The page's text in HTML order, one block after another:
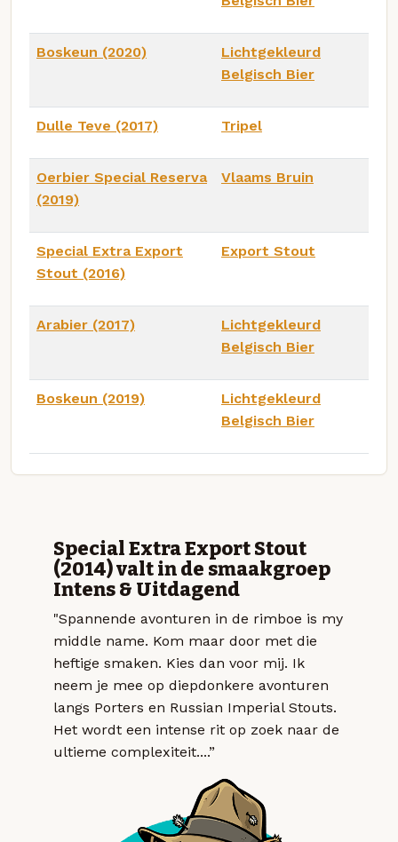
Boskeun (2020)
Lichtgekleurd
Belgisch Bier
Dulle Teve (2017) Tripel
Oerbier Special Reserva
(2019)
Vlaams Bruin
Special Extra Export
Stout (2016)
Export Stout
Arabier (2017)
Lichtgekleurd
Belgisch Bier
Boskeun (2019)
Lichtgekleurd
Belgisch Bier
Special Extra Export Stout
(2014) valt in de smaakgroep
Intens & Uitdagend
"Spannende avonturen in de rimboe is my
middle name. Kom maar door met die
heftige smaken. Kies dan voor mij. Ik
neem je mee op diepdonkere avonturen
langs Porters en Russian Imperial Stouts.
Het wordt een intense rit op zoek naar de
ultieme complexiteit....”